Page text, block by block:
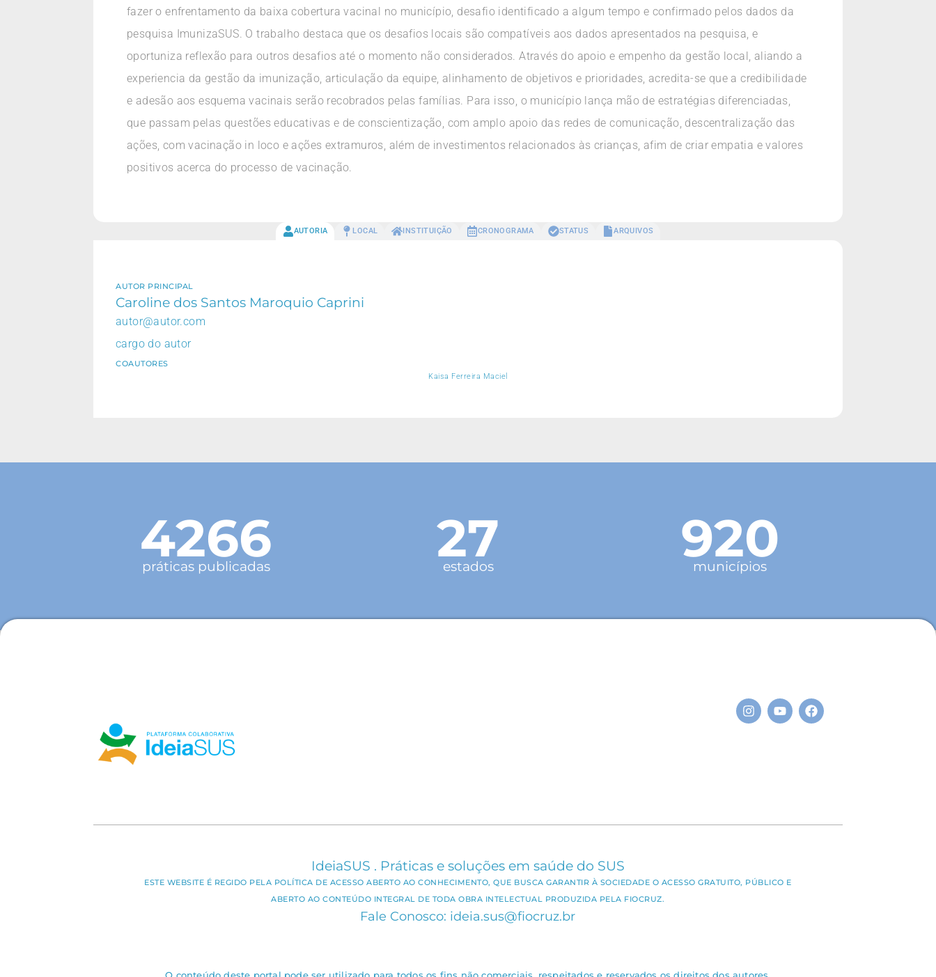
fazer o enfrentamento da baixa cobertura vacinal no município, desafio identificado a algum tempo e confirmado pelos dados da
pesquisa ImunizaSUS. O trabalho destaca que os desafios locais são compatíveis aos dados apresentados na pesquisa, e
oportuniza reflexão para outros desafios até o momento não considerados. Através do apoio e empenho da gestão local, aliando a
experiencia da gestão da imunização, articulação da equipe, alinhamento de objetivos e prioridades, acredita-se que a credibilidade
e adesão aos esquema vacinais serão recobrados pelas famílias. Para isso, o município lança mão de estratégias diferenciadas,
que passam pelas questões educativas e de conscientização, com amplo apoio das redes de comunicação, descentralização das
ações, com vacinação in loco e ações extramuros, além de investimentos relacionados às crianças, afim de criar empatia e valores
positivos acerca do processo de vacinação.
AUTORIA LOCAL INSTITUIÇÃO CRONOGRAMA STATUS ARQUIVOS
AUTOR PRINCIPAL
Caroline dos Santos Maroquio Caprini
autor@autor.com
cargo do autor
COAUTORES
Kaisa Ferreira Maciel
4266
práticas publicadas 27
estados 920
municípios
IdeiaSUS . Práticas e soluções em saúde do SUS
ESTE WEBSITE É REGIDO PELA POLÍTICA DE ACESSO ABERTO AO CONHECIMENTO, QUE BUSCA GARANTIR À SOCIEDADE O ACESSO GRATUITO, PÚBLICO E
ABERTO AO CONTEÚDO INTEGRAL DE TODA OBRA INTELECTUAL PRODUZIDA PELA FIOCRUZ.
Fale Conosco: ideia.sus@fiocruz.br